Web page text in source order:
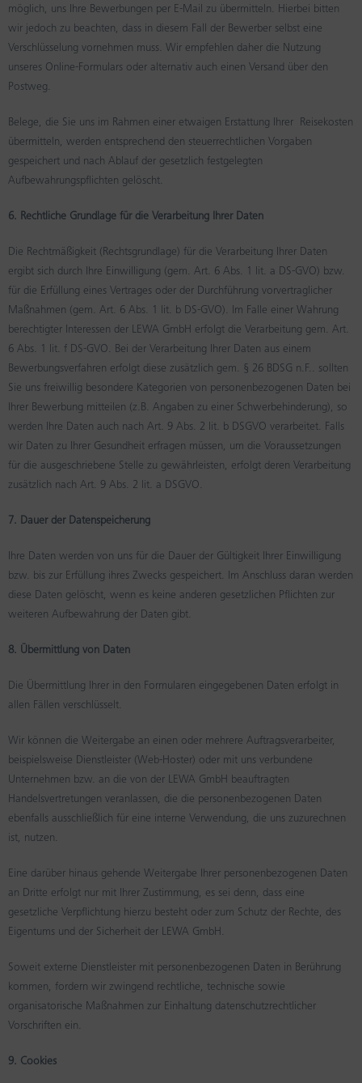
möglich, uns Ihre Bewerbungen per E-Mail zu übermitteln. Hierbei bitten
wir jedoch zu beachten, dass in diesem Fall der Bewerber selbst eine
Verschlüsselung vornehmen muss. Wir empfehlen daher die Nutzung
unseres Online-Formulars oder alternativ auch einen Versand über den
Postweg.
Belege, die Sie uns im Rahmen einer etwaigen Erstattung Ihrer Reisekosten
übermitteln, werden entsprechend den steuerrechtlichen Vorgaben
gespeichert und nach Ablauf der gesetzlich festgelegten
Aufbewahrungspflichten gelöscht.
6. Rechtliche Grundlage für die Verarbeitung Ihrer Daten
Die Rechtmäßigkeit (Rechtsgrundlage) für die Verarbeitung Ihrer Daten
ergibt sich durch Ihre Einwilligung (gem. Art. 6 Abs. 1 lit. a DS-GVO) bzw.
für die Erfüllung eines Vertrages oder der Durchführung vorvertraglicher
Maßnahmen (gem. Art. 6 Abs. 1 lit. b DS-GVO). Im Falle einer Wahrung
berechtigter Interessen der LEWA GmbH erfolgt die Verarbeitung gem. Art.
6 Abs. 1 lit. f DS-GVO. Bei der Verarbeitung Ihrer Daten aus einem
Bewerbungsverfahren erfolgt diese zusätzlich gem. § 26 BDSG n.F.. sollten
Sie uns freiwillig besondere Kategorien von personenbezogenen Daten bei
Ihrer Bewerbung mitteilen (z.B. Angaben zu einer Schwerbehinderung), so
werden Ihre Daten auch nach Art. 9 Abs. 2 lit. b DSGVO verarbeitet. Falls
wir Daten zu Ihrer Gesundheit erfragen müssen, um die Voraussetzungen
für die ausgeschriebene Stelle zu gewährleisten, erfolgt deren Verarbeitung
zusätzlich nach Art. 9 Abs. 2 lit. a DSGVO.
7. Dauer der Datenspeicherung
Ihre Daten werden von uns für die Dauer der Gültigkeit Ihrer Einwilligung
bzw. bis zur Erfüllung ihres Zwecks gespeichert. Im Anschluss daran werden
diese Daten gelöscht, wenn es keine anderen gesetzlichen Pflichten zur
weiteren Aufbewahrung der Daten gibt.
8. Übermittlung von Daten
Die Übermittlung Ihrer in den Formularen eingegebenen Daten erfolgt in
allen Fällen verschlüsselt.
Wir können die Weitergabe an einen oder mehrere Auftragsverarbeiter,
beispielsweise Dienstleister (Web-Hoster) oder mit uns verbundene
Unternehmen bzw. an die von der LEWA GmbH beauftragten
Handelsvertretungen veranlassen, die die personenbezogenen Daten
ebenfalls ausschließlich für eine interne Verwendung, die uns zuzurechnen
ist, nutzen.
Eine darüber hinaus gehende Weitergabe Ihrer personenbezogenen Daten
an Dritte erfolgt nur mit Ihrer Zustimmung, es sei denn, dass eine
gesetzliche Verpflichtung hierzu besteht oder zum Schutz der Rechte, des
Eigentums und der Sicherheit der LEWA GmbH.
Soweit externe Dienstleister mit personenbezogenen Daten in Berührung
kommen, fordern wir zwingend rechtliche, technische sowie
organisatorische Maßnahmen zur Einhaltung datenschutzrechtlicher
Vorschriften ein.
9. Cookies